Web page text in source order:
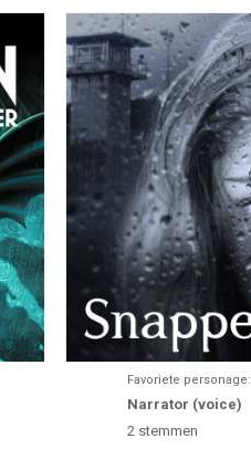
Favoriete personage:
Narrator (voice)
2 stemmen